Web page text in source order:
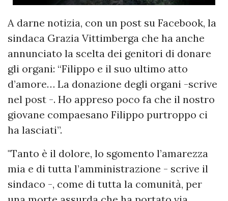
A darne notizia, con un post su Facebook, la
sindaca Grazia Vittimberga che ha anche
annunciato la scelta dei genitori di donare
gli organi: “Filippo e il suo ultimo atto
d’amore… La donazione degli organi -scrive
nel post -. Ho appreso poco fa che il nostro
giovane compaesano Filippo purtroppo ci
ha lasciati”.
"Tanto è il dolore, lo sgomento l’amarezza
mia e di tutta l’amministrazione - scrive il
sindaco -, come di tutta la comunità, per